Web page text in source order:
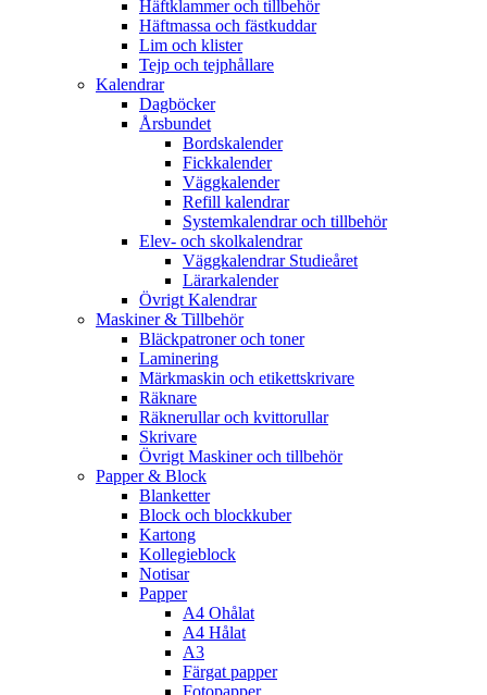
Häftklammer och tillbehör
Häftmassa och fästkuddar
Lim och klister
Tejp och tejphållare
Kalendrar
Dagböcker
Årsbundet
Bordskalender
Fickkalender
Väggkalender
Refill kalendrar
Systemkalendrar och tillbehör
Elev- och skolkalendrar
Väggkalendrar Studieåret
Lärarkalender
Övrigt Kalendrar
Maskiner & Tillbehör
Bläckpatroner och toner
Laminering
Märkmaskin och etikettskrivare
Räknare
Räknerullar och kvittorullar
Skrivare
Övrigt Maskiner och tillbehör
Papper & Block
Blanketter
Block och blockkuber
Kartong
Kollegieblock
Notisar
Papper
A4 Ohålat
A4 Hålat
A3
Färgat papper
Fotopapper